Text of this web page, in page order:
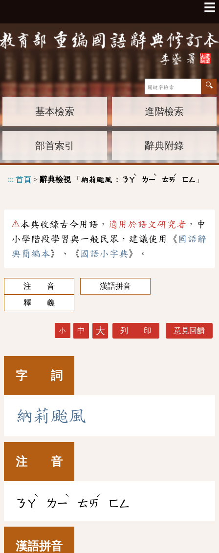
☰
基本檢索 進階檢索
部首索引 辭典附錄
::: 首頁 > 辭典檢視「 納莉颱風 : ㄋㄚ
ˋ
ㄌㄧ
ˋ
ㄊㄞ
ˊ
ㄈㄥ 」
⚠本典收錄古今用語， 適用於語文研究者 ，中
小學階段學習與一般民眾，建議使用《 國語辭
典簡編本》、《 國語小字典》。
注 音
漢語拼音
釋 義
小 中 大 列 印 意見回饋
字 詞
納莉颱風
注 音
ㄋㄚ
ˋ
ㄌㄧ
ˋ
ㄊㄞ
ˊ
ㄈㄥ
漢語拼音